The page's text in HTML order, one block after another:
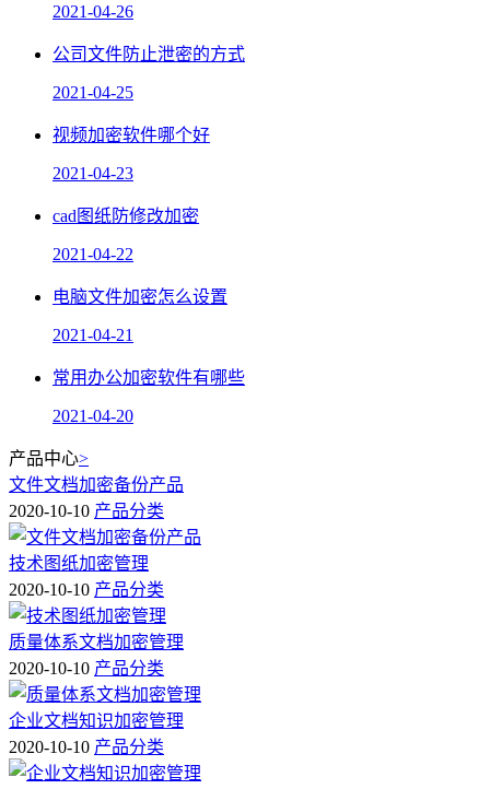
2021-04-26
公司文件防止泄密的方式
2021-04-25
视频加密软件哪个好
2021-04-23
cad图纸防修改加密
2021-04-22
电脑文件加密怎么设置
2021-04-21
常用办公加密软件有哪些
2021-04-20
产品中心>
文件文档加密备份产品
2020-10-10 产品分类
技术图纸加密管理
2020-10-10 产品分类
质量体系文档加密管理
2020-10-10 产品分类
企业文档知识加密管理
2020-10-10 产品分类